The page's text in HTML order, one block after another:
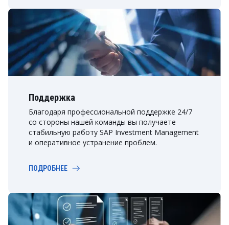
Поддержка
Благодаря профессиональной поддержке 24/7
со стороны нашей команды вы получаете
стабильную работу SAP Investment Management
и оперативное устранение проблем.
ПОДРОБНЕЕ